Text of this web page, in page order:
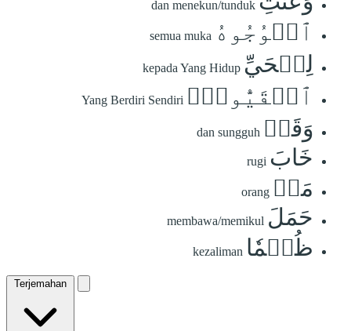
dan menekun/tunduk
ٱلۡوُجُوهُ semua muka
لِلۡحَيِّ kepada Yang Hidup
ٱلۡقَيُّومِۖ Yang Berdiri Sendiri
وَقَدۡ dan sungguh
خَابَ rugi
مَنۡ orang
حَمَلَ membawa/memikul
ظُلۡمٗا kezaliman
Terjemahan